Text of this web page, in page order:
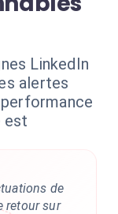
LinkedIn
alertes
est
de
retour sur